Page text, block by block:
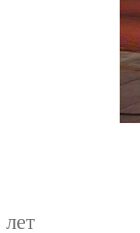
Самой
лет